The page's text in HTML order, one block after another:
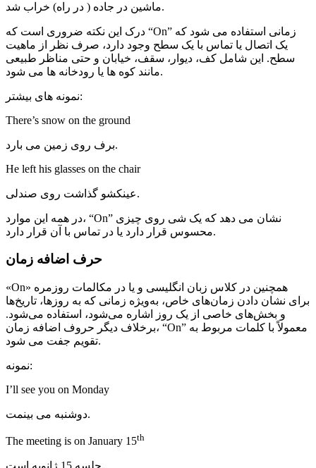
ماشین در جاده ( در راه) خراب شد.
درک این نکته ضروری است که “On” زمانی استفاده می شود که
یک اتصال یا تماس با یک سطح وجود دارد، صرف نظر از ماهیت
سطح. این شامل کف، دیوار، سقف، خیابان و حتی مناظر طبیعی
مانند کوه ها یا رودخانه ها می شود.
نمونه های بیشتر:
There’s snow on the ground
برف روی زمین می بارد.
He left his glasses on the chair
عینکشو گذاشت روی صندلی.
در همه این موارد، “On” نشان می دهد که یک شی روی چیزی
محسوس قرار دارد یا در تماس با آن قرار دارد.
حرف اضافه زمان
«On» همچنین در کلاس زبان انگلیسی و یا در مکالمات روزمره
برای نشان دادن زمان‌های خاص، به‌ویژه زمانی که به روزها، تاریخ‌ها
و بخش‌های خاصی از یک روز اشاره می‌شود، استفاده می‌شود.
برخلاف دیگر حروف اضافه زمان، “On” معمولاً با کلمات مربوط به
تقویم جفت می شود.
نمونه:
I’ll see you on Monday
دوشنبه می بینمت.
The meeting is on January 15th
جلسه 15 ژانویه است.